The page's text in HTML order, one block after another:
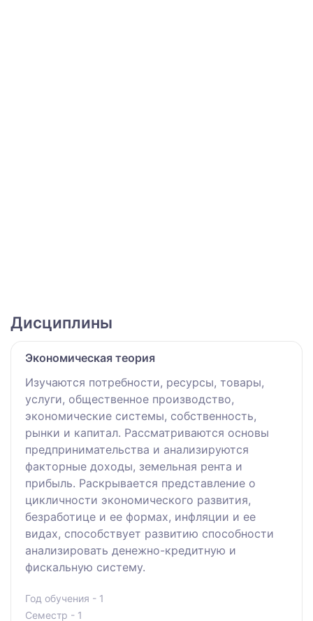
Дисциплины
Экономическая теория
Изучаются потребности, ресурсы, товары,
услуги, общественное производство,
экономические системы, собственность,
рынки и капитал. Рассматриваются основы
предпринимательства и анализируются
факторные доходы, земельная рента и
прибыль. Раскрывается представление о
цикличности экономического развития,
безработице и ее формах, инфляции и ее
видах, способствует развитию способности
анализировать денежно-кредитную и
фискальную систему.
Год обучения - 1
Семестр - 1